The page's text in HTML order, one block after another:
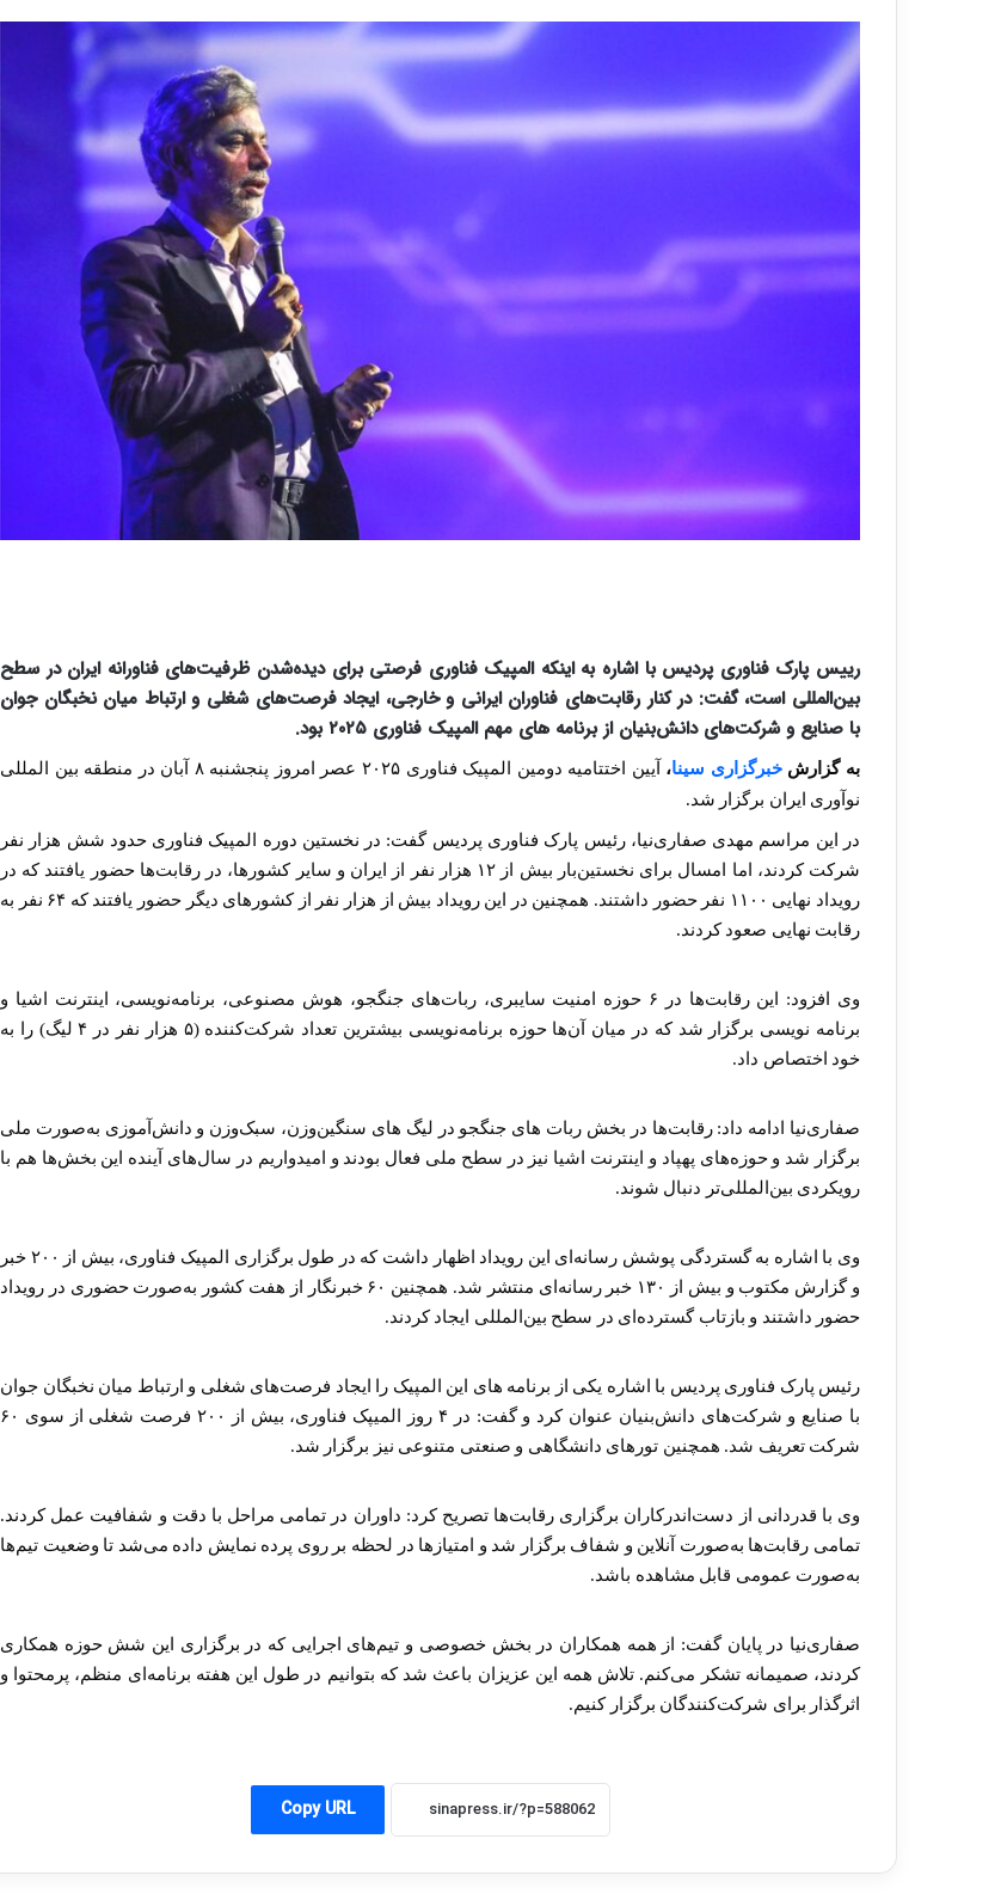
رییس پارک فناوری پردیس با اشاره به اینکه المپیک فناوری فرصتی برای دیده‌شدن ظرفیت‌های فناورانه ایران در سطح
بین‌المللی است، گفت: در کنار رقابت‌های فناوران ایرانی و خارجی، ایجاد فرصت‌های شغلی و ارتباط میان نخبگان جوان
با صنایع و شرکت‌های دانش‌بنیان از برنامه های مهم المپیک فناوری ۲۰۲۵ بود.
به گزارش خبرگزاری سینا،
آیین اختتامیه دومین المپیک فناوری ۲۰۲۵ عصر امروز پنجشنبه ۸ آبان در منطقه بین المللی
نوآوری ایران برگزار شد.
در این مراسم مهدی صفاری‌نیا، رئیس پارک فناوری پردیس گفت: در نخستین دوره المپیک فناوری حدود شش هزار نفر
شرکت کردند، اما امسال برای نخستین‌بار بیش از ۱۲ هزار نفر از ایران و سایر کشورها، در رقابت‌ها حضور یافتند که در
رویداد نهایی ۱۱۰۰ نفر حضور داشتند. همچنین در این رویداد بیش از هزار نفر از کشورهای دیگر حضور یافتند که ۶۴ نفر به
رقابت نهایی صعود کردند.
وی افزود: این رقابت‌ها در ۶ حوزه امنیت سایبری، ربات‌های جنگجو، هوش مصنوعی، برنامه‌نویسی، اینترنت اشیا و
برنامه نویسی برگزار شد که در میان آن‌ها حوزه برنامه‌نویسی بیشترین تعداد شرکت‌کننده (۵ هزار نفر در ۴ لیگ) را به
خود اختصاص داد.
صفاری‌نیا ادامه داد: رقابت‌ها در بخش‌ ربات های جنگجو در لیگ های سنگین‌وزن، سبک‌وزن و دانش‌آموزی به‌صورت ملی
برگزار شد و حوزه‌های پهپاد و اینترنت اشیا نیز در سطح ملی فعال بودند و امیدواریم در سال‌های آینده این بخش‌ها هم با
رویکردی بین‌المللی‌تر دنبال شوند.
وی با اشاره به گستردگی پوشش رسانه‌ای این رویداد اظهار داشت که در طول برگزاری المپیک فناوری، بیش از ۲۰۰ خبر
و گزارش مکتوب و بیش از ۱۳۰ خبر رسانه‌ای منتشر شد. همچنین ۶۰ خبرنگار از هفت کشور به‌صورت حضوری در رویداد
حضور داشتند و بازتاب گسترده‌ای در سطح بین‌المللی ایجاد کردند.
رئیس پارک فناوری پردیس با اشاره یکی از برنامه های این المپیک را ایجاد فرصت‌های شغلی و ارتباط میان نخبگان جوان
با صنایع و شرکت‌های دانش‌بنیان عنوان کرد و گفت: در ۴ روز المیپک فناوری، بیش از ۲۰۰ فرصت شغلی از سوی ۶۰
شرکت تعریف شد. همچنین تورهای دانشگاهی و صنعتی متنوعی نیز برگزار شد.
وی با قدردانی از دست‌اندرکاران برگزاری رقابت‌ها تصریح کرد: داوران در تمامی مراحل با دقت و شفافیت عمل کردند.
تمامی رقابت‌ها به‌صورت آنلاین و شفاف برگزار شد و امتیازها در لحظه بر روی پرده نمایش داده می‌شد تا وضعیت تیم‌ها
به‌صورت عمومی قابل مشاهده باشد.
صفاری‌نیا در پایان گفت: از همه همکاران در بخش خصوصی و تیم‌های اجرایی که در برگزاری این شش حوزه همکاری
کردند، صمیمانه تشکر می‌کنم. تلاش همه این عزیزان باعث شد که بتوانیم در طول این هفته برنامه‌ای منظم، پرمحتوا و
اثرگذار برای شرکت‌کنندگان برگزار کنیم.
Copy URL